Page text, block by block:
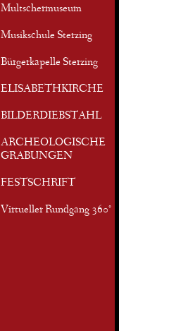
Multschermuseum
Musikschule Sterzing
Bürgerkapelle Sterzing
ELISABETHKIRCHE
BILDERDIEBSTAHL
ARCHEOLOGISCHE
GRABUNGEN
FESTSCHRIFT
Virtueller Rundgang 360°